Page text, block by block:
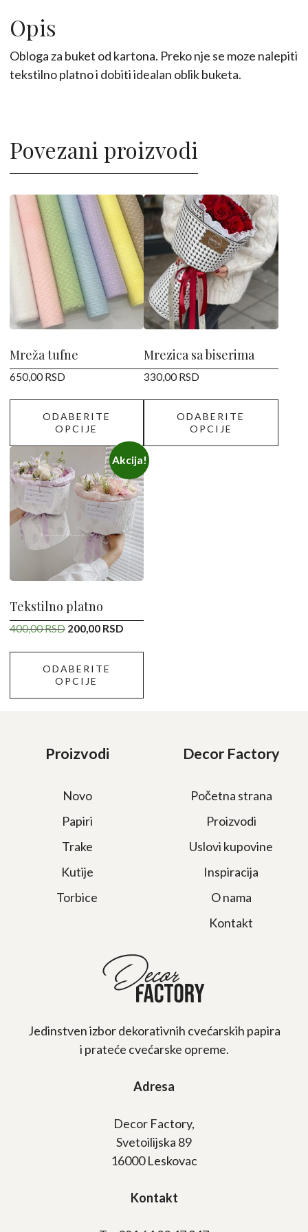
10
kom-
okrugle
količina
Opis
Obloga za buket od kartona. Preko nje se moze nalepiti
tekstilno platno i dobiti idealan oblik buketa.
Povezani proizvodi
Mreža tufne
650,00 RSD
ODABERITE
OPCIJE
Ovaj
proizvod
ima
više
varijanti.
Opcije
mogu
biti
izabrane
na
Mrezica sa biserima
330,00 RSD
ODABERITE
OPCIJE
Ovaj
proizvod
ima
više
varijanti.
Opcije
mogu
biti
izabrane
na
Akcija!
Tekstilno platno
400,00RSD Originalna
bila:
200,00 RSDTrenutna
ODABERITE
OPCIJE
Ovaj
proizvod
ima
više
varijanti.
Opcije
biti
izabrane
na
Proizvodi
Novo
Papiri
Trake
Kutije
Torbice
Decor Factory
Početna strana
Proizvodi
Uslovi kupovine
Inspiracija
O nama
Kontakt
Jedinstven izbor dekorativnih cvećarskih papira
i prateće cvećarske opreme.
Adresa
Decor Factory,
Svetoilijska 89
16000 Leskovac
Kontakt